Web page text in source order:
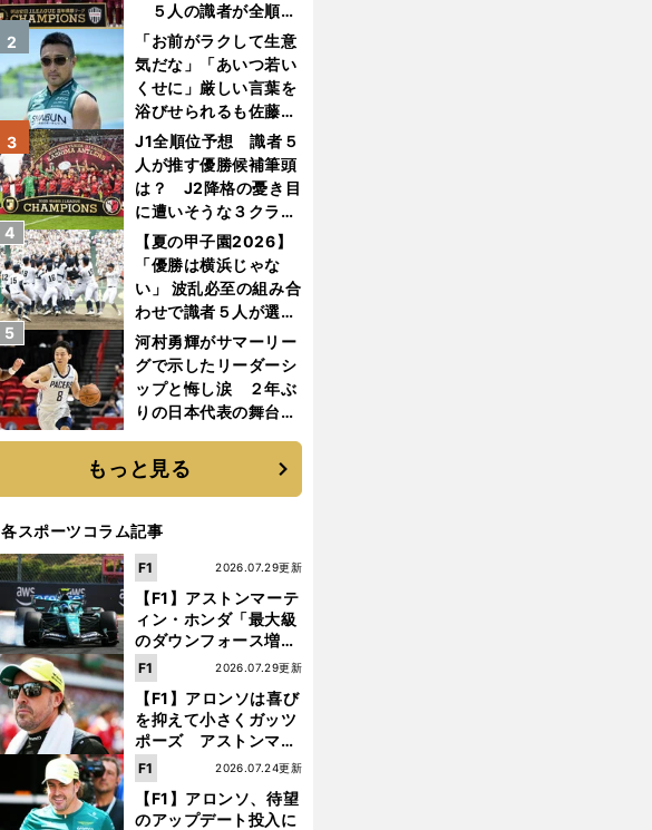
５人の識者が全順位
を大胆予想
「お前がラクして生意
気だな」「あいつ若い
くせに」厳しい言葉を
浴びせられるも佐藤慎
太郎が貫いた誇りとフ
ァンへの思い
2
J1全順位予想 識者５
人が推す優勝候補筆頭
は？ J2降格の憂き目
に遭いそうな３クラブ
とは？
3
【夏の甲子園2026】
「優勝は横浜じゃな
い」 波乱必至の組み合
わせで識者５人が選ん
だ優勝校はここだ！
4
河村勇輝がサマーリー
グで示したリーダーシ
ップと悔し涙 ２年ぶ
りの日本代表の舞台を
は続く
5
もっと見る
各スポーツコラム記事
【F1】アストンマーテ
ィン・ホンダ「最大級
のダウンフォース増」
を実現するも、アロン
ソが苦言を呈した理由
2026.07.29更新
F1
【F1】アロンソは喜び
を抑えて小さくガッツ
ポーズ アストンマー
ティン・ホンダが「レ
ース」に戻ってきた
2026.07.29更新
F1
【F1】アロンソ、待望
のアップデート投入に
2026.07.24更新
F1